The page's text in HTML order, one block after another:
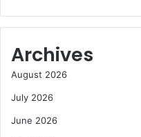
Archives
August 2026
July 2026
June 2026